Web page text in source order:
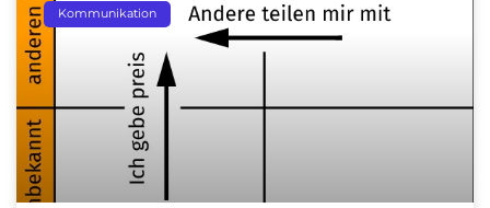
Kommunikation